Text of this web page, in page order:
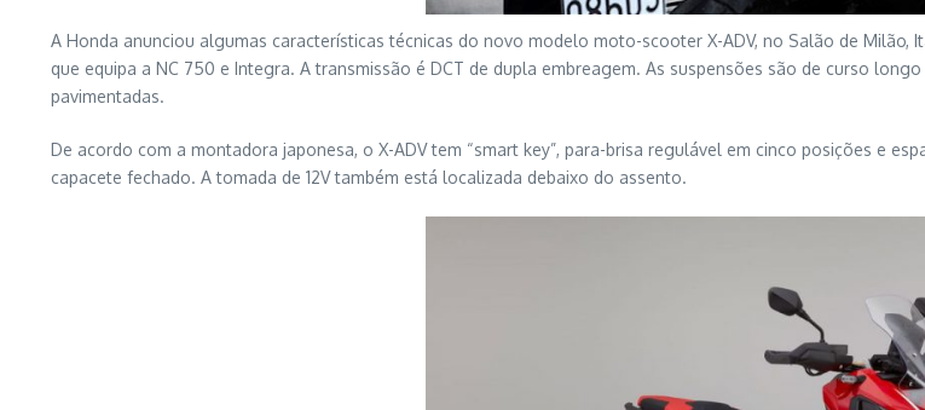
A Honda anunciou algumas características técnicas do novo modelo moto-scooter X-ADV, no Salão de Milão,
que equipa a NC 750 e Integra. A transmissão é DCT de dupla embreagem. As suspensões são de curso
pavimentadas.
De acordo com a montadora japonesa, o X-ADV tem “smart key”, para-brisa regulável em cinco posições e
capacete fechado. A tomada de 12V também está localizada debaixo do assento.